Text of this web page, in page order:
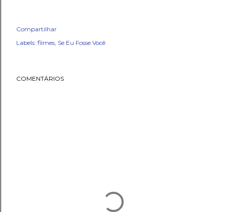
Compartilhar
Labels: filmes Se Eu Fosse Você
COMENTÁRIOS